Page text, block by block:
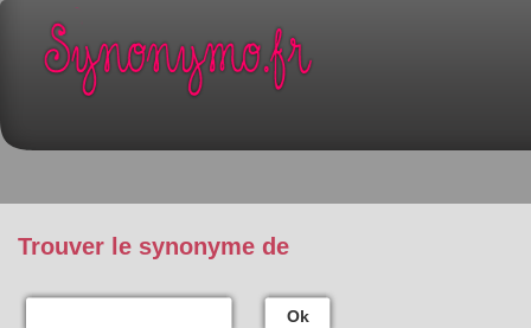
Trouver le synonyme de
Ok